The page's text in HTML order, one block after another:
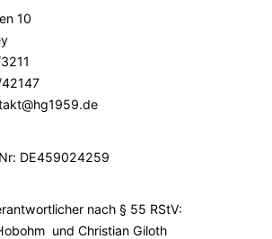
10
DE459024259
nach § 55 RStV:
und Christian Giloth